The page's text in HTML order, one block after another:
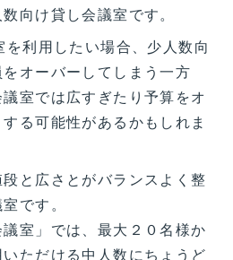
向け貸し会議室です。
利用したい場合、少人数向
オーバーしてしまう一方
室では広すぎたり予算をオ
る可能性があるかもしれま
と広さとがバランスよく整
です。
議室」では、最大２０名様か
ただける中人数にちょうど